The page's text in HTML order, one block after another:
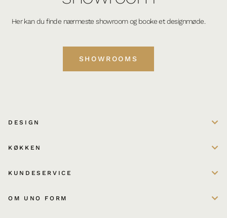
Her kan du finde nærmeste showroom og booke et designmøde.
SHOWROOMS
DESIGN
KØKKEN
KUNDESERVICE
OM UNO FORM